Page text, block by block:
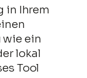
in Ihrem
wie ein
lokal
Tool